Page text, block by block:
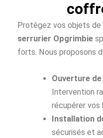
Protégez vos objets de
serrurier Opgrimbie
forts. Nous proposons
Ouverture
Intervention
récupérer vos
Installation
sécurisés et